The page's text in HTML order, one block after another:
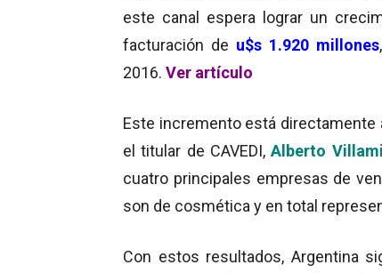
este canal espera lograr un
facturación de u$s 1.920 millones
2016. Ver artículo
Este incremento está directamente
el titular de CAVEDI,Alberto
cuatro principales empresas de
son de cosmética y en total
Con estos resultados, Argentina